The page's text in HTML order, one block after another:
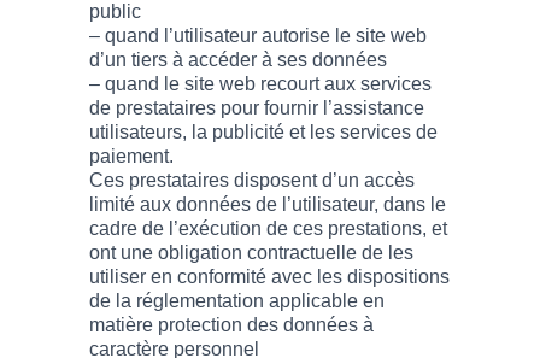
public
– quand l’utilisateur autorise le site web
d’un tiers à accéder à ses données
– quand le site web recourt aux services
de prestataires pour fournir l’assistance
utilisateurs, la publicité et les services de
paiement.
Ces prestataires disposent d’un accès
limité aux données de l’utilisateur, dans le
cadre de l’exécution de ces prestations, et
ont une obligation contractuelle de les
utiliser en conformité avec les dispositions
de la réglementation applicable en
matière protection des données à
caractère personnel